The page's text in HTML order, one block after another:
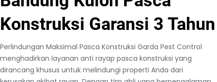
Konstruksi Garansi 3 Tahun
Perlindungan Maksimal Pasca Konstruksi Garda Pest Control
menghadirkan layanan anti rayap pasca konstruksi yang
dirancang khusus untuk melindungi properti Anda dari